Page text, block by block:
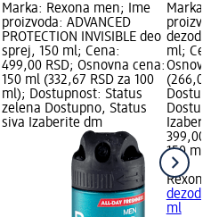
Marka: Rexona men; Ime
proizvoda: ADVANCED
PROTECTION INVISIBLE deo
sprej, 150 ml; Cena:
499,00 RSD; Osnovna cena:
150 ml (332,67 RSD za 100
ml); Dostupnost: Status
zelena Dostupno, Status
siva Izaberite dm
Marka:
ml;
(266,00
399,00
150 ml
ml)
Rexona
ml